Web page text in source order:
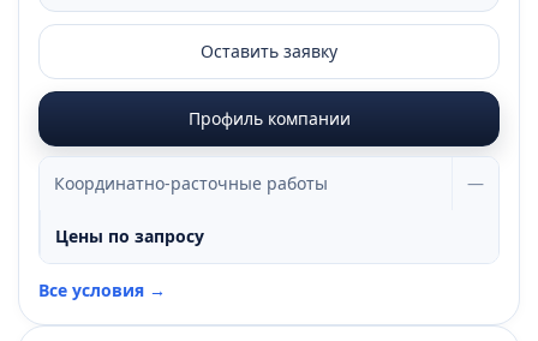
Оставить заявку
Профиль компании
Координатно-расточные работы —
Цены по запросу
Все условия →